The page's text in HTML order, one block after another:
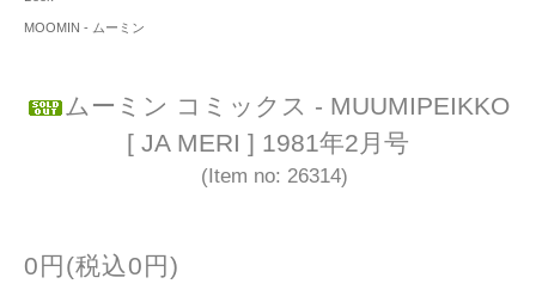
MOOMIN - ムーミン
ムーミン コミックス - MUUMIPEIKKO
[ JA MERI ] 1981年2月号
(Item no: 26314)
0円(税込0円)